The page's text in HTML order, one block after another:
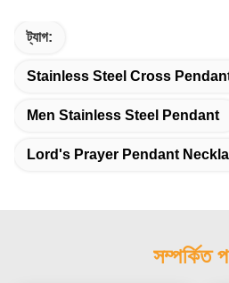
ট্যাগ:
Stainless Steel Cross
Men Stainless Steel Pendant
Lord's Prayer Pendant
সম্পর্কিত